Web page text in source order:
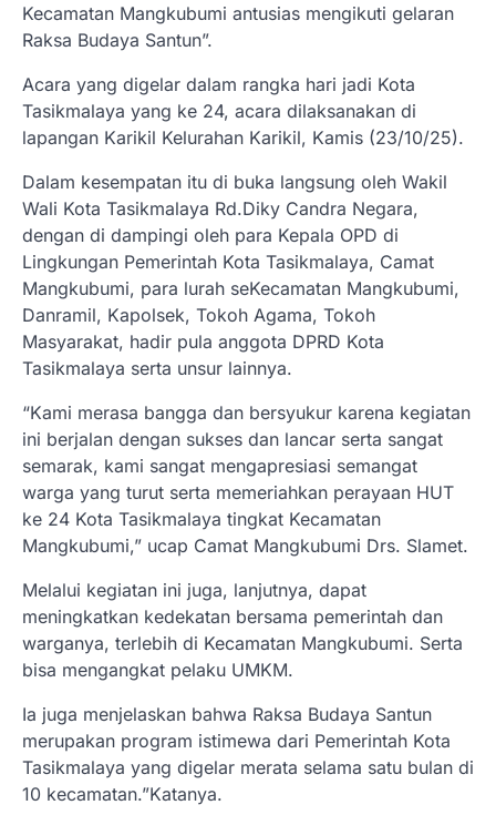
Kecamatan Mangkubumi antusias mengikuti gelaran
Raksa Budaya Santun”.
Acara yang digelar dalam rangka hari jadi Kota
Tasikmalaya yang ke 24, acara dilaksanakan di
lapangan Karikil Kelurahan Karikil, Kamis (23/10/25).
Dalam kesempatan itu di buka langsung oleh Wakil
Wali Kota Tasikmalaya Rd.Diky Candra Negara,
dengan di dampingi oleh para Kepala OPD di
Lingkungan Pemerintah Kota Tasikmalaya, Camat
Mangkubumi, para lurah seKecamatan Mangkubumi,
Danramil, Kapolsek, Tokoh Agama, Tokoh
Masyarakat, hadir pula anggota DPRD Kota
Tasikmalaya serta unsur lainnya.
“Kami merasa bangga dan bersyukur karena kegiatan
ini berjalan dengan sukses dan lancar serta sangat
semarak, kami sangat mengapresiasi semangat
warga yang turut serta memeriahkan perayaan HUT
ke 24 Kota Tasikmalaya tingkat Kecamatan
Mangkubumi,” ucap Camat Mangkubumi Drs. Slamet.
Melalui kegiatan ini juga, lanjutnya, dapat
meningkatkan kedekatan bersama pemerintah dan
warganya, terlebih di Kecamatan Mangkubumi. Serta
bisa mengangkat pelaku UMKM.
Ia juga menjelaskan bahwa Raksa Budaya Santun
merupakan program istimewa dari Pemerintah Kota
Tasikmalaya yang digelar merata selama satu bulan di
10 kecamatan.”Katanya.